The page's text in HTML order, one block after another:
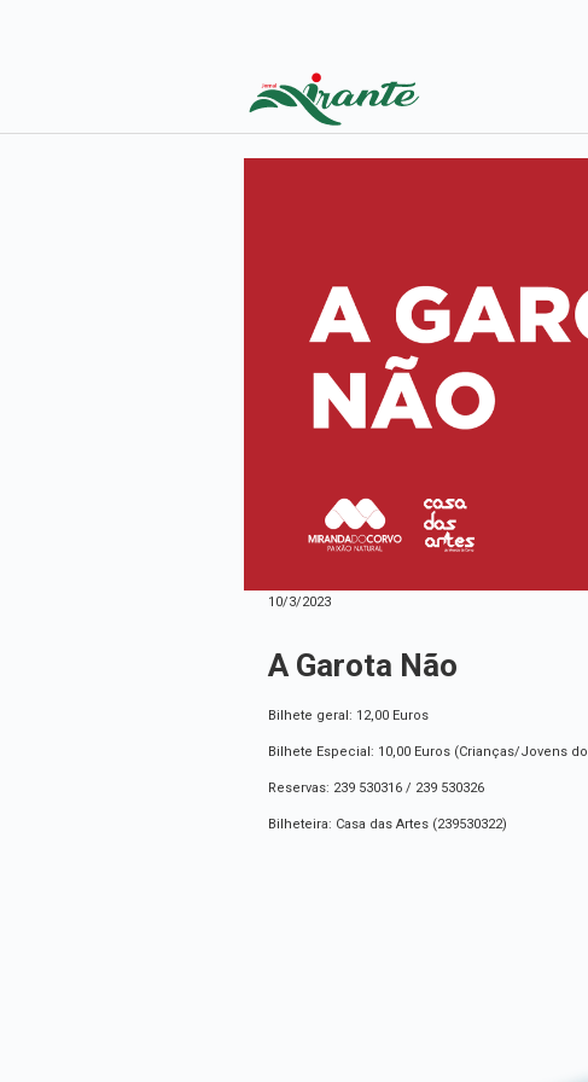
10/3/2023
A Garota Não
Bilhete geral: 12,00 Euros
Bilhete Especial: 10,00 Euros (Crianças/Jovens
Reservas: 239 530316 / 239 530326
Bilheteira: Casa das Artes (239530322)